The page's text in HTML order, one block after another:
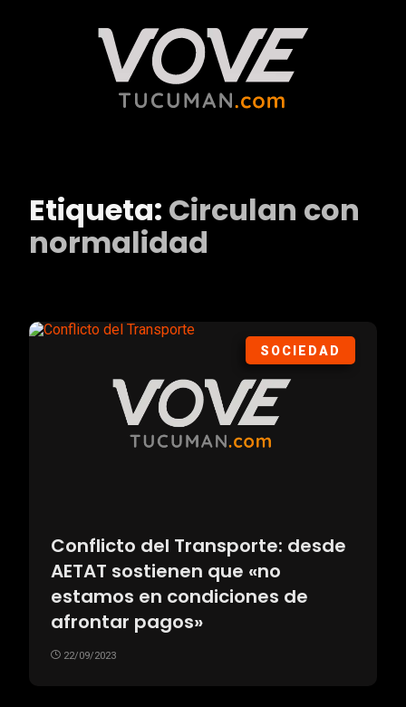
Etiqueta: Circulan con
normalidad
SOCIEDAD
Conflicto del Transporte: desde
AETAT sostienen que «no
estamos en condiciones de
afrontar pagos»
22/09/2023